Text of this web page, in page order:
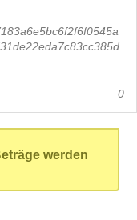
0
werden